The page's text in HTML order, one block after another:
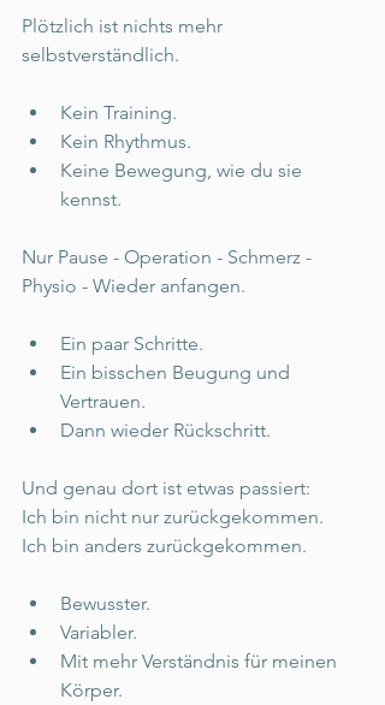
Plötzlich ist nichts mehr
selbstverständlich.
Kein Training.
Kein Rhythmus.
Keine Bewegung, wie du sie
kennst.
Nur Pause - Operation - Schmerz -
Physio - Wieder anfangen.
Ein paar Schritte.
Ein bisschen Beugung und
Vertrauen.
Dann wieder Rückschritt.
Und genau dort ist etwas passiert:
Ich bin nicht nur zurückgekommen.
Ich bin anders zurückgekommen.
Bewusster.
Variabler.
Mit mehr Verständnis für meinen
Körper.